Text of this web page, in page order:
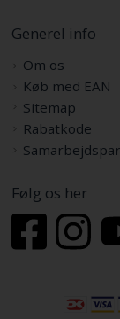
Generel info
Om os
Køb med EAN
Sitemap
Rabatkode
Følg os her